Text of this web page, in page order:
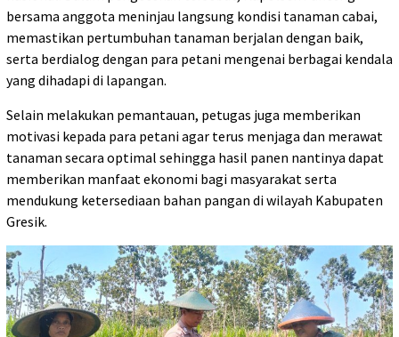
bersama anggota meninjau langsung kondisi tanaman cabai,
memastikan pertumbuhan tanaman berjalan dengan baik,
serta berdialog dengan para petani mengenai berbagai kendala
yang dihadapi di lapangan.
Selain melakukan pemantauan, petugas juga memberikan
motivasi kepada para petani agar terus menjaga dan merawat
tanaman secara optimal sehingga hasil panen nantinya dapat
memberikan manfaat ekonomi bagi masyarakat serta
mendukung ketersediaan bahan pangan di wilayah Kabupaten
Gresik.